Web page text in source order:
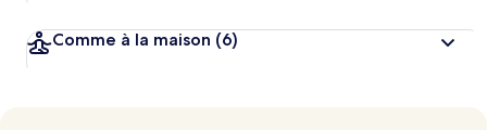
Comme à la maison (6)